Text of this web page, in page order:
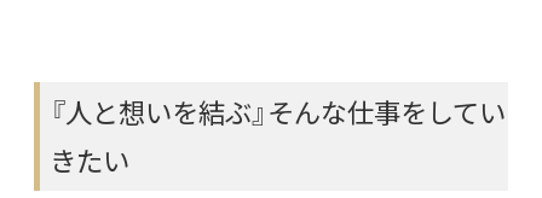
『人と想いを結ぶ』そんな仕事をしてい
きたい